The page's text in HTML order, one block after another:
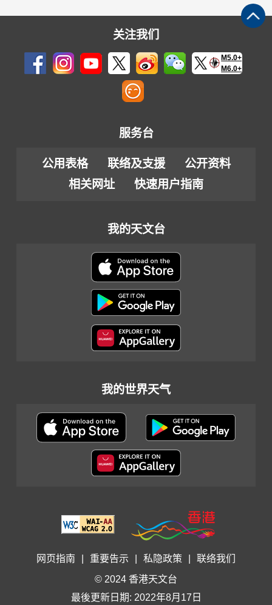
关注我们
M5.0+
M6.0+
服务台
公用表格 联络及支援
公开资料
相关网址
快速用户指南
我的天文台
我的世界天气
网页指南 重要告示 私隐政策
联络我们
© 2024 香港天文台
最後更新日期: 2022年8月17日